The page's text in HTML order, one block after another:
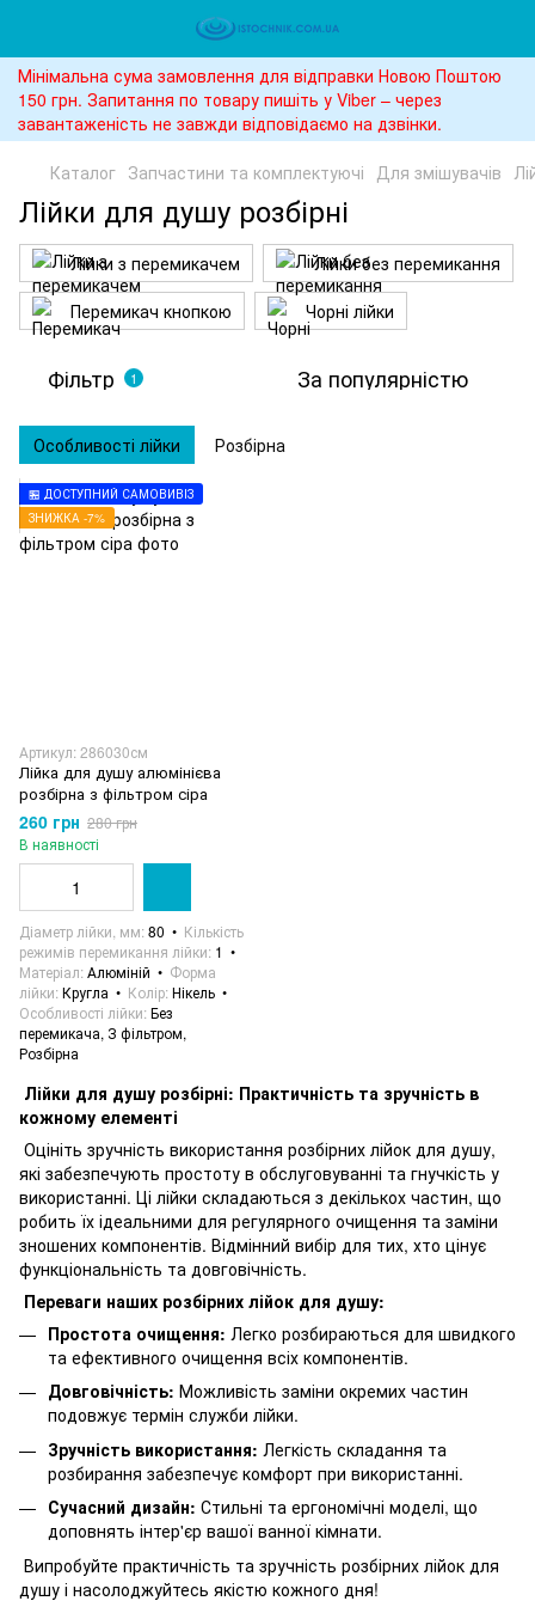
Мінімальна сума замовлення для відправки Новою Поштою
150 грн. Запитання по товару пишіть у Viber – через
завантаженість не завжди відповідаємо на дзвінки.
Каталог Запчастини та комплектуючі Для змішувачів
Лійки для душу розбірні
Лійки з перемикачем
Лійки без перемикання
Перемикач кнопкою
Чорні лійки
Фільтр 1 За популярністю
Особливості лійки Розбірна
🏪 ДОСТУПНИЙ САМОВИВІЗ
ЗНИЖКА -7%
Артикул: 286030см
Лійка для душу алюмінієва
розбірна з фільтром сіра
260 грн 280 грн
В наявності
Діаметр лійки, мм 80
Кількість
режимів перемикання лійки 1
Матеріал Алюміній
Форма
лійки Кругла Колір Нікель
Особливості лійки Без
перемикача, З фільтром,
Розбірна
Лійки для душу розбірні: Практичність та зручність в
кожному елементі
Оцініть зручність використання розбірних лійок для душу,
які забезпечують простоту в обслуговуванні та гнучкість у
використанні. Ці лійки складаються з декількох частин, що
робить їх ідеальними для регулярного очищення та заміни
зношених компонентів. Відмінний вибір для тих, хто цінує
функціональність та довговічність.
Переваги наших розбірних лійок для душу:
Простота очищення: Легко розбираються для швидкого
та ефективного очищення всіх компонентів.
Довговічність: Можливість заміни окремих частин
подовжує термін служби лійки.
Зручність використання: Легкість складання та
розбирання забезпечує комфорт при використанні.
Сучасний дизайн: Стильні та ергономічні моделі, що
доповнять інтер'єр вашої ванної кімнати.
Випробуйте практичність та зручність розбірних лійок для
душу і насолоджуйтесь якістю кожного дня!